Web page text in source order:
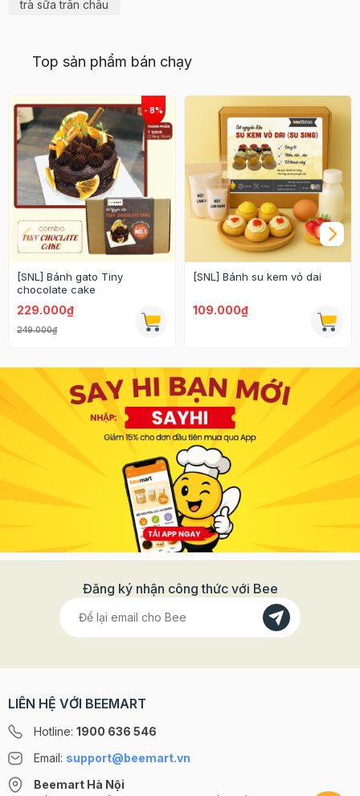
trà sữa trân châu
Top sản phẩm bán chạy
[SNL] Bánh gato Tiny
chocolate cake
229.000₫
249.000₫
[SNL] Bánh su kem vỏ dai
109.000₫
Đăng ký nhận công thức với Bee
LIÊN HỆ VỚI BEEMART
Hotline: 1900 636 546
Email: support@beemart.vn
Beemart Hà Nội